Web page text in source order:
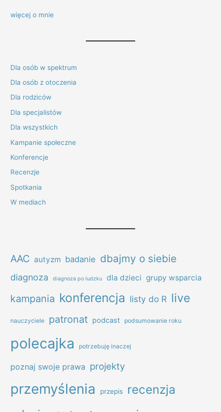
więcej o mnie
Dla osób w spektrum
Dla osób z otoczenia
Dla rodziców
Dla specjalistów
Dla wszystkich
Kampanie społeczne
Konferencje
Recenzje
Spotkania
W mediach
AAC autyzm badanie dbajmy o siebie
diagnoza diagnoza po ludzku dla dzieci grupy wsparcia
kampania konferencja listy do R live
nauczyciele patronat podcast podsumowanie roku
polecajka potrzebuję inaczej
poznaj swoje prawa projekty
przemyślenia przepis
recenzja